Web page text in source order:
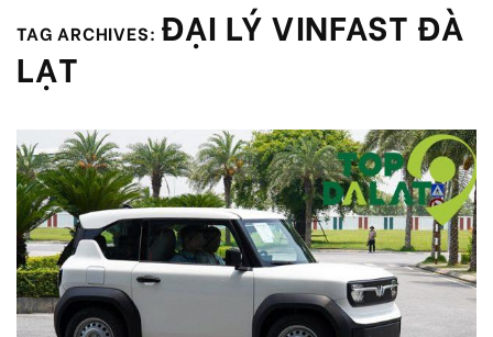
TAG ARCHIVES: ĐẠI LÝ VINFAST ĐÀ
LẠT